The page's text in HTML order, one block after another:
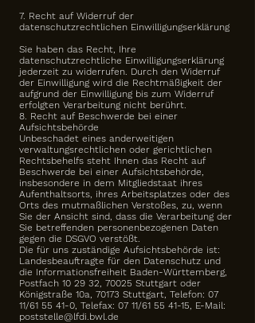
7. Recht auf Widerruf der
datenschutzrechtlichen Einwilligungserklärung
Sie haben das Recht, Ihre
datenschutzrechtliche Einwilligungserklärung
jederzeit zu widerrufen. Durch den Widerruf
der Einwilligung wird die Rechtmäßigkeit der
aufgrund der Einwilligung bis zum Widerruf
erfolgten Verarbeitung nicht berührt.
8. Recht auf Beschwerde bei einer
Aufsichtsbehörde
Unbeschadet eines anderweitigen
verwaltungsrechtlichen oder gerichtlichen
Rechtsbehelfs steht Ihnen das Recht auf
Beschwerde bei einer Aufsichtsbehörde,
insbesondere in dem Mitgliedstaat ihres
Aufenthaltsorts, ihres Arbeitsplatzes oder des
Orts des mutmaßlichen Verstoßes, zu, wenn
Sie der Ansicht sind, dass die Verarbeitung der
Sie betreffenden personenbezogenen Daten
gegen die DSGVO verstößt.
Die für uns zuständige Aufsichtsbehörde ist:
Landesbeauftragte für den Datenschutz und
die Informationsfreiheit Baden-Württemberg,
Postfach 10 29 32, 70025 Stuttgart oder
Königstraße 10a, 70173 Stuttgart, Telefon: 07
11/61 55 41-0, Telefax: 07 11/61 55 41-15, E-Mail:
poststelle@lfdi.bwl.de